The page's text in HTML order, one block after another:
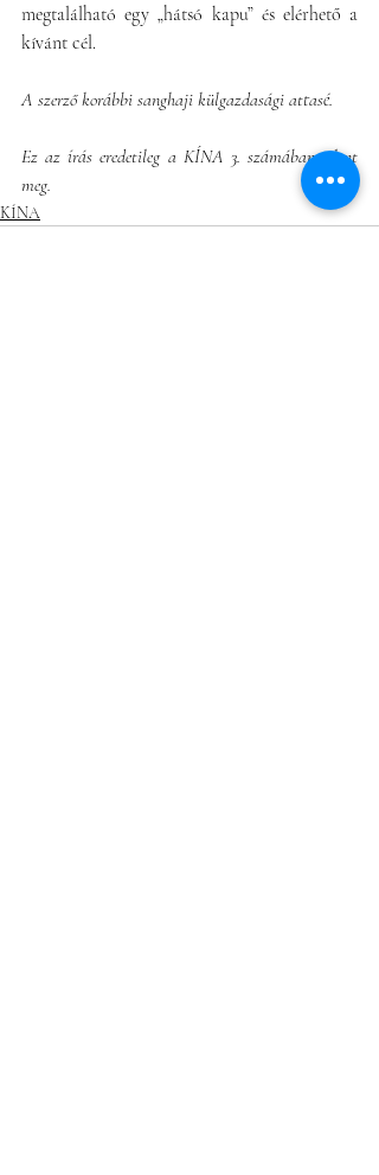
megtalálható egy „hátsó kapu” és elérhető a
kívánt cél.
A szerző korábbi sanghaji külgazdasági attasé.
Ez az írás eredetileg a KÍNA 3. számában jelent
meg.
KÍNA